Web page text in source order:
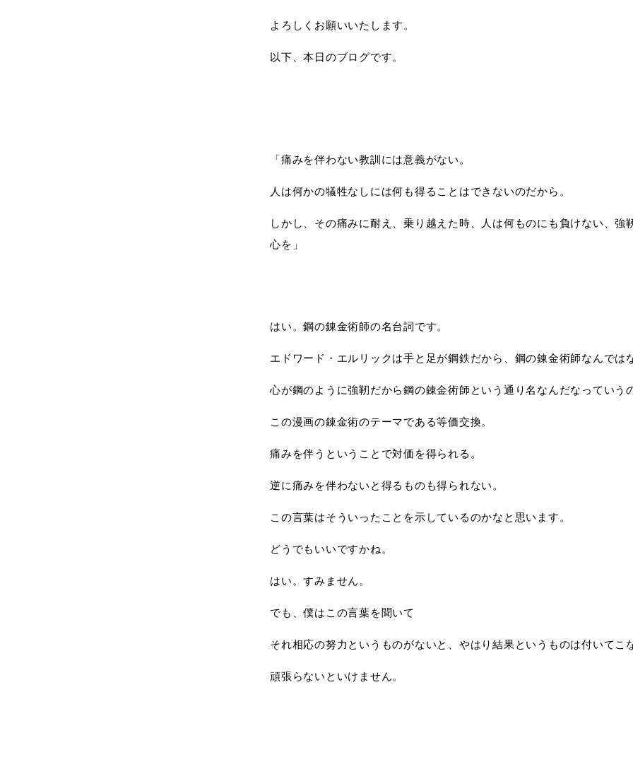
よろしくお願いいたします。
以下、本日のブログです。
「痛みを伴わない教訓には意義がない。
人は何かの犠牲なしには何も得ることはできないのだから。
しかし、その痛みに耐え、乗り越えた時、人は何ものにも負けない、
心を」
はい。鋼の錬金術師の名台詞です。
エドワード・エルリックは手と足が鋼鉄だから、鋼の錬金術師なんでは
心が鋼のように強靭だから鋼の錬金術師という通り名なんだなっていう
この漫画の錬金術のテーマである等価交換。
痛みを伴うということで対価を得られる。
逆に痛みを伴わないと得るものも得られない。
この言葉はそういったことを示しているのかなと思います。
どうでもいいですかね。
はい。すみません。
でも、僕はこの言葉を聞いて
それ相応の努力というものがないと、やはり結果というものは付いてこ
頑張らないといけません。